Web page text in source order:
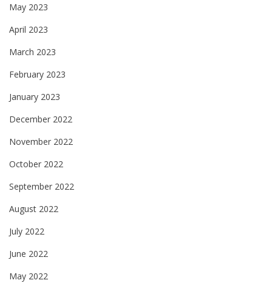
May 2023
April 2023
March 2023
February 2023
January 2023
December 2022
November 2022
October 2022
September 2022
August 2022
July 2022
June 2022
May 2022